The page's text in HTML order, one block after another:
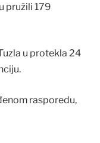
pružili 179
u protekla 24
rasporedu,